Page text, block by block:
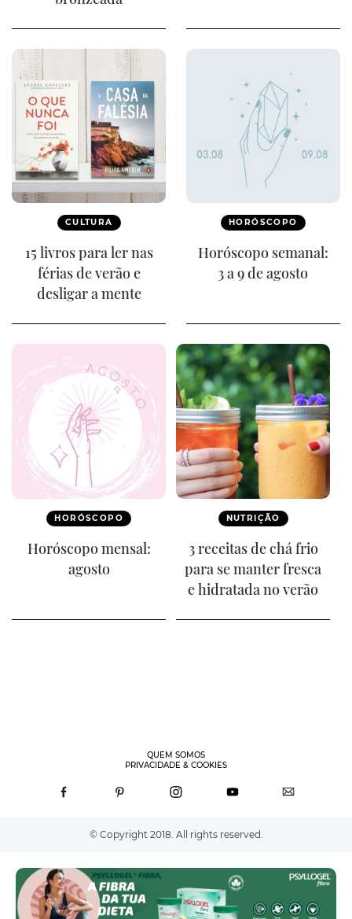
CULTURA
15 livros para ler nas
férias de verão e
desligar a mente
HORÓSCOPO
Horóscopo semanal:
3 a 9 de agosto
HORÓSCOPO
Horóscopo mensal:
agosto
NUTRIÇÃO
3 receitas de chá frio
para se manter fresca
e hidratada no verão
QUEM SOMOS
PRIVACIDADE & COOKIES
© Copyright 2018. All rights reserved.